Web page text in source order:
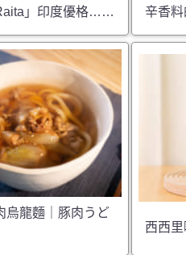
」印度優格……
辛香料
烏龍麵｜豚肉うど
西西